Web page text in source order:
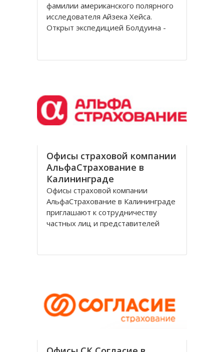
фамилии американского полярного
исследователя Айзека Хейса.
Открыт экспедицией Болдуина -
широты, в самых суровых условиях
Офисы страховой компании
АльфаСтрахование в
Калининграде
Офисы страховой компании
АльфаСтрахование в Калининграде
приглашают к сотрудничеству
частных лиц и представителей
крупнейшим российским
страховую группу